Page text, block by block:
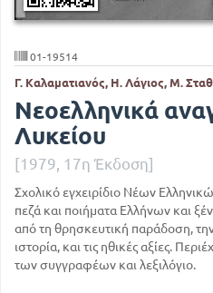
01-19514
Γ. Καλαματιανός, Η. Λάγιος, Μ.
Νεοελληνικά
Λυκείου
[1979, 17η Έκδοση]
Σχολικό εγχειρίδιο Νέων
πεζά και ποιήματα Ελλήνων και
από τη θρησκευτική παράδοση,
ιστορία, και τις ηθικές αξίες.
των συγγραφέων και λεξιλόγιο.